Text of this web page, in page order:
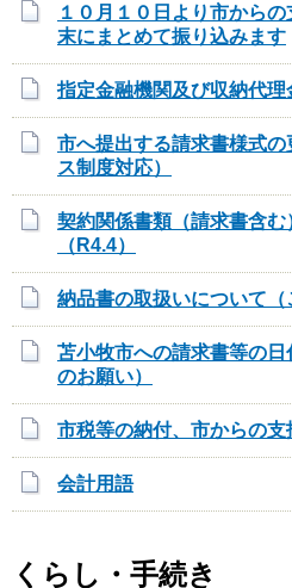
１０月１０日より市から
末にまとめて振り込みます
指定金融機関及び収納代理
市へ提出する請求書様式
ス制度対応）
契約関係書類（請求書含
（R4.4）
納品書の取扱いについて（
苫小牧市への請求書等の
のお願い）
市税等の納付、市からの支
会計用語
くらし・手続き